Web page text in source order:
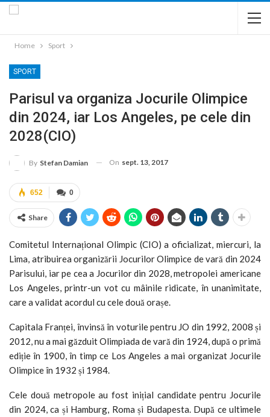
Home Sport
SPORT
Parisul va organiza Jocurile Olimpice
din 2024, iar Los Angeles, pe cele din
2028(CIO)
By Stefan Damian On sept. 13, 2017
0
652
Share
Comitetul Internațional Olimpic (CIO) a oficializat, miercuri, la
Lima, atribuirea organizării Jocurilor Olimpice de vară din 2024
Parisului, iar pe cea a Jocurilor din 2028, metropolei americane
Los Angeles, printr-un vot cu mâinile ridicate, în unanimitate,
care a validat acordul cu cele două orașe.
Capitala Franței, învinsă în voturile pentru JO din 1992, 2008 și
2012, nu a mai găzduit Olimpiada de vară din 1924, după o primă
ediție în 1900, în timp ce Los Angeles a mai organizat Jocurile
Olimpice în 1932 și 1984.
Cele două metropole au fost inițial candidate pentru Jocurile
din 2024, ca și Hamburg, Roma și Budapesta. După ce ultimele